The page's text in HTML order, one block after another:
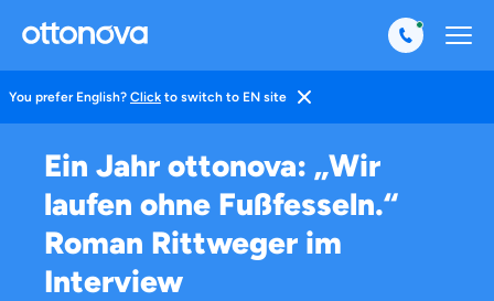
You prefer English? Click to switch to EN site
Wir
Ein Jahr ottonova: „Wir
laufen ohne Fußfesseln.“
Roman Rittweger im
Interview